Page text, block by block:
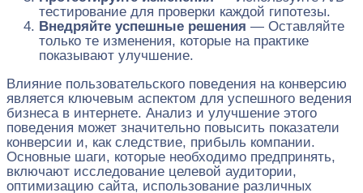
тестирование для проверки каждой гипотезы.
Внедряйте успешные решения — Оставляйте
только те изменения, которые на практике
показывают улучшение.
Влияние пользовательского поведения на конверсию
является ключевым аспектом для успешного ведения
бизнеса в интернете. Анализ и улучшение этого
поведения может значительно повысить показатели
конверсии и, как следствие, прибыль компании.
Основные шаги, которые необходимо предпринять,
включают исследование целевой аудитории,
оптимизацию сайта, использование различных